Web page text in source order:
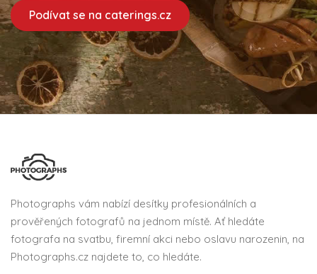
Podívat se na caterings.cz
Photographs vám nabízí desítky profesionálních a
prověřených fotografů na jednom místě. Ať hledáte
fotografa na svatbu, firemní akci nebo oslavu narozenin, na
Photographs.cz najdete to, co hledáte.